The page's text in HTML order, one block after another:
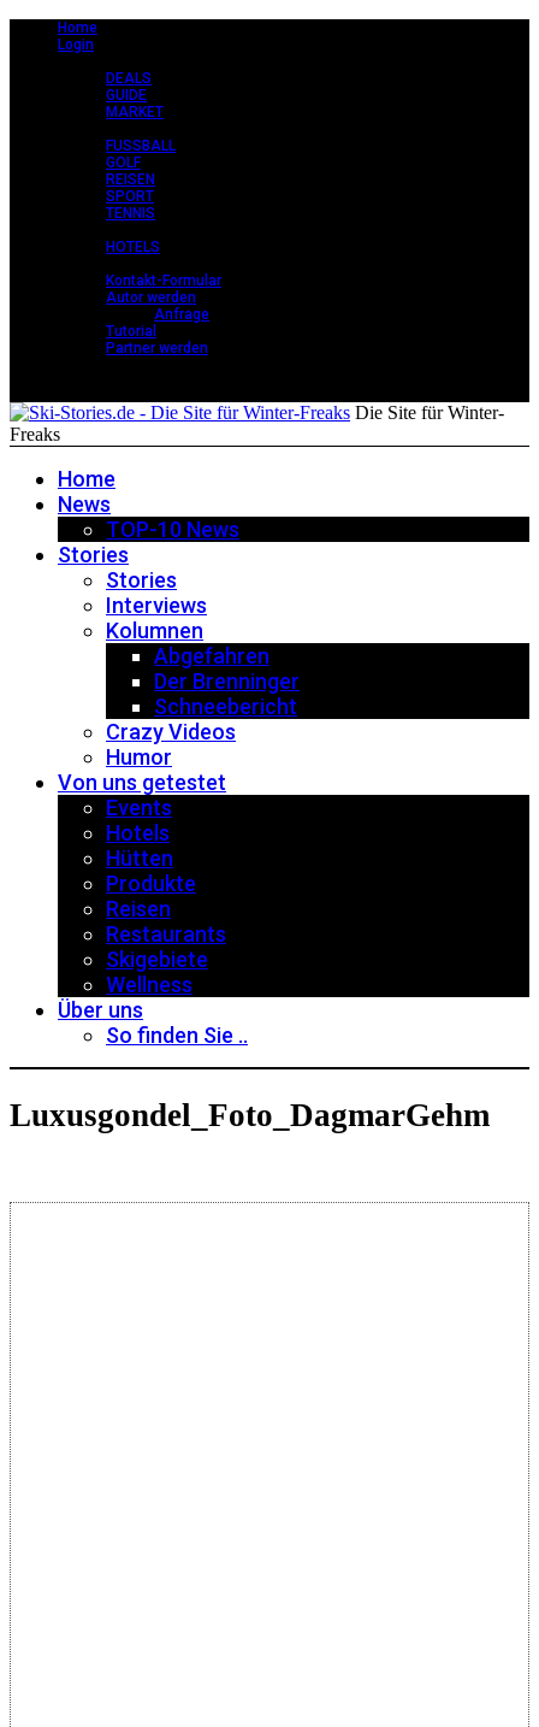
Home
Login
DEALS
GUIDE
MARKET
FUSSBALL
GOLF
REISEN
SPORT
TENNIS
HOTELS
Kontakt-Formular
Autor werden
Anfrage
Tutorial
Partner werden
Die Site für Winter-
Freaks
Home
News
TOP-10 News
Stories
Stories
Interviews
Kolumnen
Abgefahren
Der Brenninger
Schneebericht
Crazy Videos
Humor
Von uns getestet
Events
Hotels
Hütten
Produkte
Reisen
Restaurants
Skigebiete
Wellness
Über uns
So finden Sie ..
Luxusgondel_Foto_DagmarGehm